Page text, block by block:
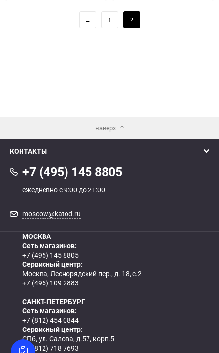
← 1 2
наверх
КОНТАКТЫ
+7 (495) 145 8805
ежедневно с 9:00 до 21:00
moscow@katod.ru
МОСКВА
Сеть магазинов:
+7 (495) 145 8805
Сервисный центр:
Москва, Леснорядский пер., д. 18, с.2
+7 (495) 109 2883
САНКТ-ПЕТЕРБУРГ
Сеть магазинов:
+7 (812) 454 0844
Сервисный центр:
СПб, ул. Салова, д.57, корп.5
+7 (812) 718 7693